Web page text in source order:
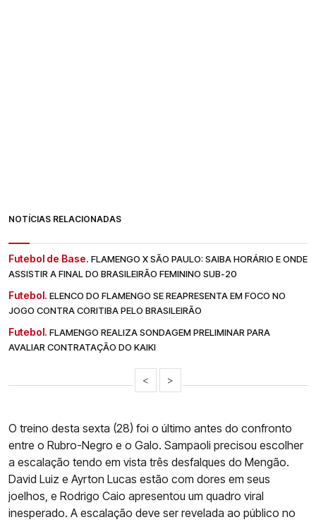
NOTÍCIAS RELACIONADAS
Futebol de Base. FLAMENGO X SÃO PAULO: SAIBA HORÁRIO E ONDE
ASSISTIR A FINAL DO BRASILEIRÃO FEMININO SUB-20
Futebol. ELENCO DO FLAMENGO SE REAPRESENTA EM FOCO NO
JOGO CONTRA CORITIBA PELO BRASILEIRÃO
Futebol. FLAMENGO REALIZA SONDAGEM PRELIMINAR PARA
AVALIAR CONTRATAÇÃO DO KAIKI
< >
O treino desta sexta (28) foi o último antes do confronto
entre o Rubro-Negro e o Galo. Sampaoli precisou escolher
a escalação tendo em vista três desfalques do Mengão.
David Luiz e Ayrton Lucas estão com dores em seus
joelhos, e Rodrigo Caio apresentou um quadro viral
inesperado. A escalação deve ser revelada ao público no